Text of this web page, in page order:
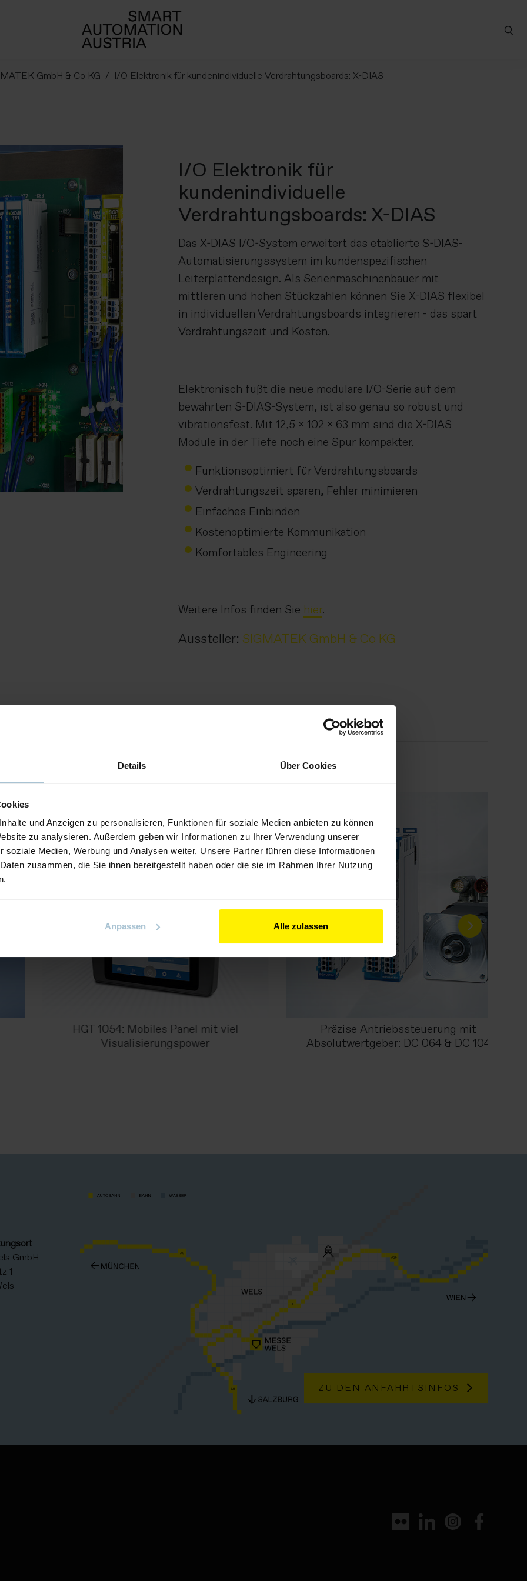
Details Über Cookies
und Anzeigen zu personalisieren, Funktionen für soziale Medien anbieten zu können
zu analysieren. Außerdem geben wir Informationen zu Ihrer Verwendung unserer
soziale Medien, Werbung und Analysen weiter. Unsere Partner führen diese Informationen
zusammen, die Sie ihnen bereitgestellt haben oder die sie im Rahmen Ihrer Nutzung
Anpassen Alle zulassen
GmbH & Co KG I/O Elektronik für kundenindividuelle Verdrahtungsboards: X-DIAS
I/O Elektronik für
kundenindividuelle
Verdrahtungsboards: X-DIAS
Das X-DIAS I/O-System erweitert das etablierte S-DIAS-
Automatisierungssystem im kundenspezifischen
Leiterplattendesign. Als Serienmaschinenbauer mit
mittleren und hohen Stückzahlen können Sie X-DIAS flexibel
in individuellen Verdrahtungsboards integrieren - das spart
Verdrahtungszeit und Kosten.
Elektronisch fußt die neue modulare I/O-Serie auf dem
bewährten S-DIAS-System, ist also genau so robust und
vibrationsfest. Mit 12,5 x 102 x 63 mm sind die X-DIAS
Module in der Tiefe noch eine Spur kompakter.
Funktionsoptimiert für Verdrahtungsboards
Verdrahtungszeit sparen, Fehler minimieren
Einfaches Einbinden
Kostenoptimierte Kommunikation
Komfortables Engineering
Weitere Infos finden Sie hier.
Aussteller: SIGMATEK GmbH & Co KG
HGT 1054: Mobiles Panel mit viel
Visualisierungspower
Präzise Antriebssteuerung mit
Absolutwertgeber: DC 064 & DC 104
GmbH
1
ZU DEN ANFAHRTSINFOS